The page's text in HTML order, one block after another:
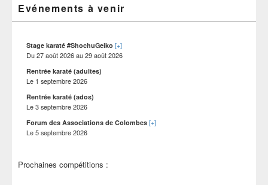
pour
site
Evénements à venir
Stage karaté #ShochuGeiko [+]
Du27 août 2026au29 août 2026
Rentrée karaté (adultes)
Le 1 septembre 2026
Rentrée karaté (ados)
Le3 septembre 2026
Forum des Associations de Colombes [+]
Le5 septembre 2026
Prochaines compétitions :